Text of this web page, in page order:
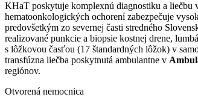
KHaT poskytuje komplexnú diagnostiku a liečbu
hematoonkologických ochorení zabezpečuje
predovšetkým zo severnej časti stredného
realizované punkcie a biopsie kostnej drene,
s lôžkovou časťou (17 štandardných lôžok) v
transfúzna liečba poskytnutá ambulantne v
regiónov.
Otvorená nemocnica